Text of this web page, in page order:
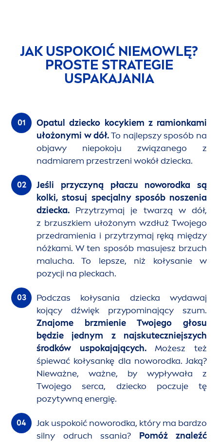
JAK USPOKOIĆ NIEMOWLĘ?
PROSTE STRATEGIE
USPAKAJANIA
Opatul dziecko kocykiem z ramionkami
ułożonymi w dół.To najlepszy sposób na
objawy niepokoju związanego z
nadmiarem przestrzeni wokół dziecka.
Jeśli przyczyną płaczu noworodka są
kolki, stosuj specjalny sposób noszenia
dziecka. Przytrzymaj je twarzą w dół,
z brzuszkiem ułożonym wzdłuż Twojego
przedramienia i przytrzymaj ręką między
nóżkami. W ten sposób masujesz brzuch
malucha. To lepsze, niż kołysanie w
pozycji na pleckach.
Podczas kołysania dziecka wydawaj
kojący dźwięk przypominający szum.
Znajome brzmienie Twojego głosu
będzie jednym z najskuteczniejszych
środków uspokajających.Możesz też
śpiewać kołysankę dla noworodka. Jaką?
Nieważne, ważne, by wypływała z
Twojego serca, dziecko poczuje tę
pozytywną energię.
Jak uspokoić noworodka, który ma bardzo
silny odruch ssania? Pomóż znaleźć